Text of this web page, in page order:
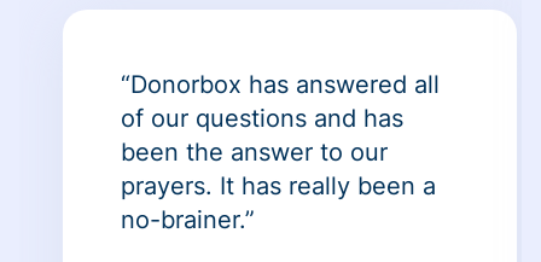
“Donorbox has answered all
of our questions and has
been the answer to our
prayers. It has really been a
no-brainer.”